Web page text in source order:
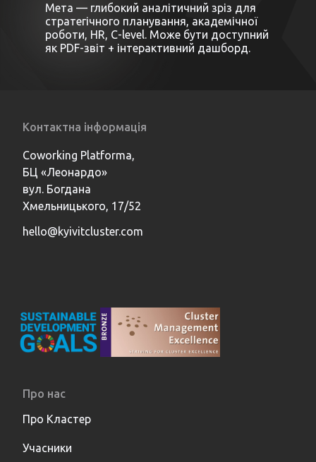
Мета — глибокий аналітичний зріз для
стратегічного планування, академічної
роботи, HR, C-level. Може бути доступний
як PDF-звіт + інтерактивний дашборд.
Контактна інформація
Coworking Platforma,
БЦ «Леонардо»
вул. Богдана
Хмельницького, 17/52
hello@kyivitcluster.com
Про нас
Про Кластер
Учасники